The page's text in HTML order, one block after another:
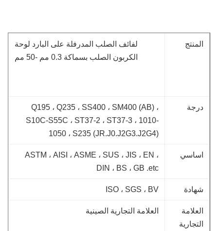
لفائف الصلب المدرفلة على البارد لوحة
الكربون الصلب بسماكة 0.3 مم -50 مم
Q195 ، Q235 ، SS400 ، SM400 (AB) ،
S10C-S55C ، ST37-2 ، ST37-3 ، 1010-
1050 ، S235 (JR.J0.J2G3.J2G4)
ASTM ، AISI ، ASME ، SUS ، JIS ، EN ،
DIN ، BS ، GB .etc
ISO ، SGS ، BV
العلامة التجارية الصينية